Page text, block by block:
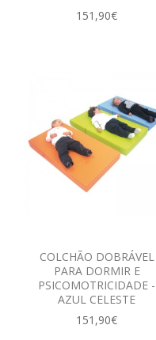
151,90€
COLCHÃO DOBRÁVEL
PARA DORMIR E
PSICOMOTRICIDADE -
AZUL CELESTE
151,90€